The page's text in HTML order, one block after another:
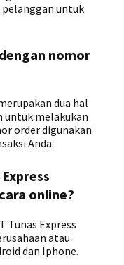
pelanggan untuk
nomor
dua hal
untuk melakukan
order digunakan
Anda.
online?
Tunas Express
atau
dan Iphone.